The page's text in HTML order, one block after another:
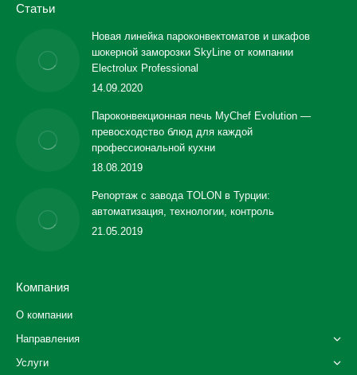
Статьи
Новая линейка пароконвектоматов и шкафов
шокерной заморозки SkyLine от компании
Electrolux Professional
14.09.2020
Пароконвекционная печь MyChef Evolution —
превосходство блюд для каждой
профессиональной кухни
18.08.2019
Репортаж с завода TOLON в Турции:
автоматизация, технологии, контроль
21.05.2019
Компания
О компании
Направления
Услуги